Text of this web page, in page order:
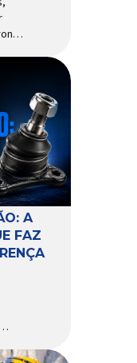
[…]
A
FAZ